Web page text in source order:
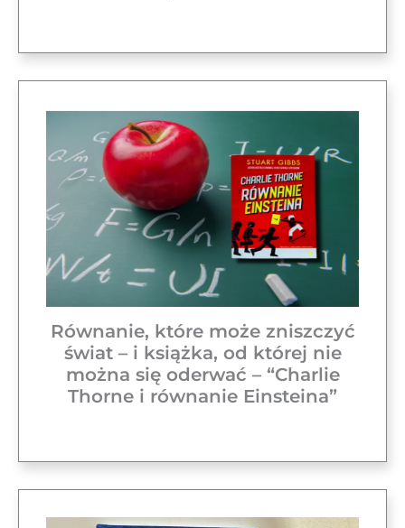
Równanie, które może zniszczyć
świat – i książka, od której nie
można się oderwać – “Charlie
Thorne i równanie Einsteina”